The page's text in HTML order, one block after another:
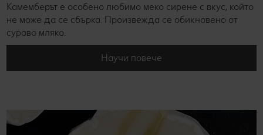
Камемберът е особено любимо меко сирене с вкус, който
не може да се сбърка. Произвежда се обикновено от
сурово мляко.
Научи повече